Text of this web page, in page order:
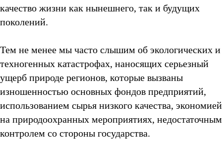
качество жизни как нынешнего, так и будущих
поколений.
Тем не менее мы часто слышим об экологических и
техногенных катастрофах, наносящих серьезный
ущерб природе регионов, которые вызваны
изношенностью основных фондов предприятий,
использованием сырья низкого качества, экономией
на природоохранных мероприятиях, недостаточным
контролем со стороны государства.